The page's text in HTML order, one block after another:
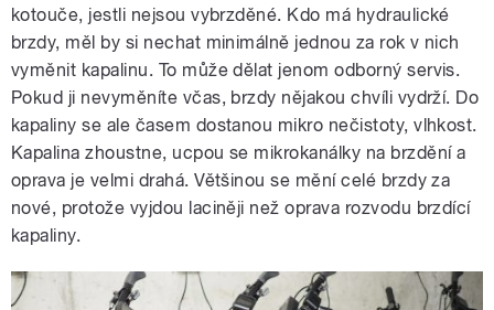
kotouče, jestli nejsou vybrzděné. Kdo má hydraulické
brzdy, měl by si nechat minimálně jednou za rok v nich
vyměnit kapalinu. To může dělat jenom odborný servis.
Pokud ji nevyměníte včas, brzdy nějakou chvíli vydrží. Do
kapaliny se ale časem dostanou mikro nečistoty, vlhkost.
Kapalina zhoustne, ucpou se mikrokanálky na brzdění a
oprava je velmi drahá. Většinou se mění celé brzdy za
nové, protože vyjdou laciněji než oprava rozvodu brzdící
kapaliny.